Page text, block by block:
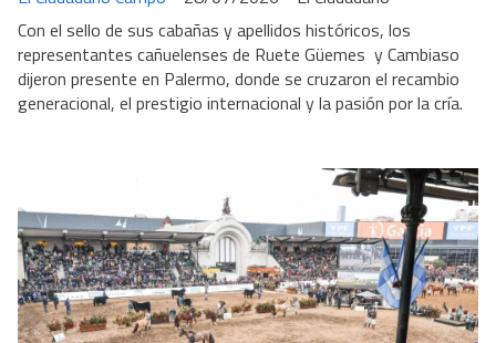
Con el sello de sus cabañas y apellidos históricos, los
representantes cañuelenses de Ruete Güemes y Cambiaso
dijeron presente en Palermo, donde se cruzaron el recambio
generacional, el prestigio internacional y la pasión por la cría.